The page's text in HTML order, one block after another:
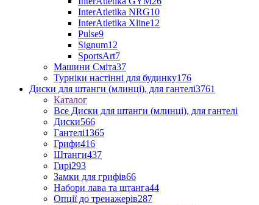
InterAtletika NRG10
InterAtletika Xline12
Pulse9
Signum12
SportsArt7
Машини Сміта37
Турніки настінні для будинку176
Диски для штанги (млинці), для гантелі3761
Каталог
Все Диски для штанги (млинці), для гантелі
Диски566
Гантелі1365
Грифи416
Штанги437
Гирі293
Замки для грифів66
Набори лава та штанга44
Опції до тренажерів287